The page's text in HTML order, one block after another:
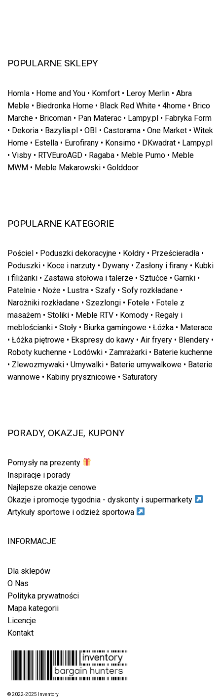
POPULARNE SKLEPY
Homla • Home and You • Komfort • Leroy Merlin • Abra
Meble • Biedronka Home • Black Red White • 4home • Brico
Marche • Bricoman • Pan Materac • Lampy.pl • Fabryka Form
• Dekoria • Bazylia.pl • OBI • Castorama • One Market • Witek
Home • Estella • Eurofirany • Konsimo • DKwadrat • Lampy.pl
• Visby • RTVEuroAGD • Ragaba • Meble Pumo • Meble
MWM • Meble Makarowski • Golddoor
POPULARNE KATEGORIE
Pościel • Poduszki dekoracyjne • Kołdry • Prześcieradła •
Poduszki • Koce i narzuty • Dywany • Zasłony i firany • Kubki
i filiżanki • Zastawa stołowa i talerze • Sztućce • Garnki •
Patelnie • Noże • Lustra • Szafy • Sofy rozkładane •
Narożniki rozkładane • Szezlongi • Fotele • Fotele z
masażem • Stoliki • Meble RTV • Komody • Regały i
meblościanki • Stoły • Biurka gamingowe • Łóżka • Materace
• Łóżka piętrowe • Ekspresy do kawy • Air fryery • Blendery •
Roboty kuchenne • Lodówki • Zamrażarki • Baterie kuchenne
• Zlewozmywaki • Umywalki • Baterie umywalkowe • Baterie
wannowe • Kabiny prysznicowe • Saturatory
PORADY, OKAZJE, KUPONY
Pomysły na prezenty
Inspiracje i porady
Najlepsze okazje cenowe
Okazje i promocje tygodnia - dyskonty i supermarkety
Artykuły sportowe i odzież sportowa
INFORMACJE
Dla sklepów
O Nas
Polityka prywatności
Mapa kategorii
Licencje
Kontakt
© 2022-2025 Inventory